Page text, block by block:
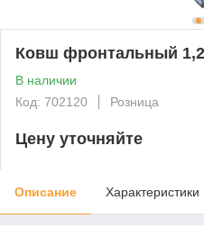
Ковш фронтальный
В наличии
Код: 702120
Розница
Цену уточняйте
Описание Характеристики